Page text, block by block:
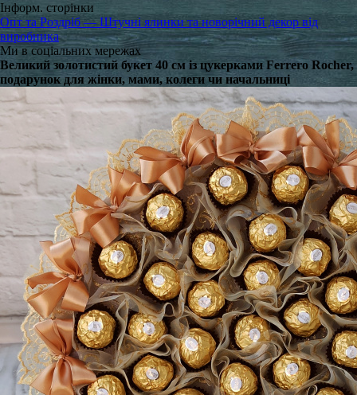
Інформ. сторінки
Опт та Роздріб — Штучні ялинки та новорічний декор від
виробника
Ми в соціальних мережах
Великий золотистий букет 40 см із цукерками Ferrero Rocher,
подарунок для жінки, мами, колеги чи начальниці